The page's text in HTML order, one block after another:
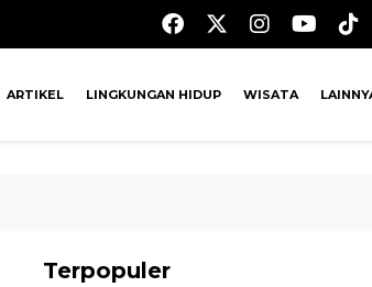
ARTIKEL LINGKUNGAN HIDUP WISATA
Terpopuler